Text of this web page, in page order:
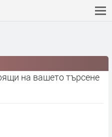
на вашето търсене